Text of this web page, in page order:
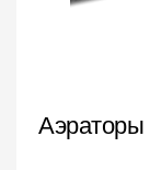
Аэраторы